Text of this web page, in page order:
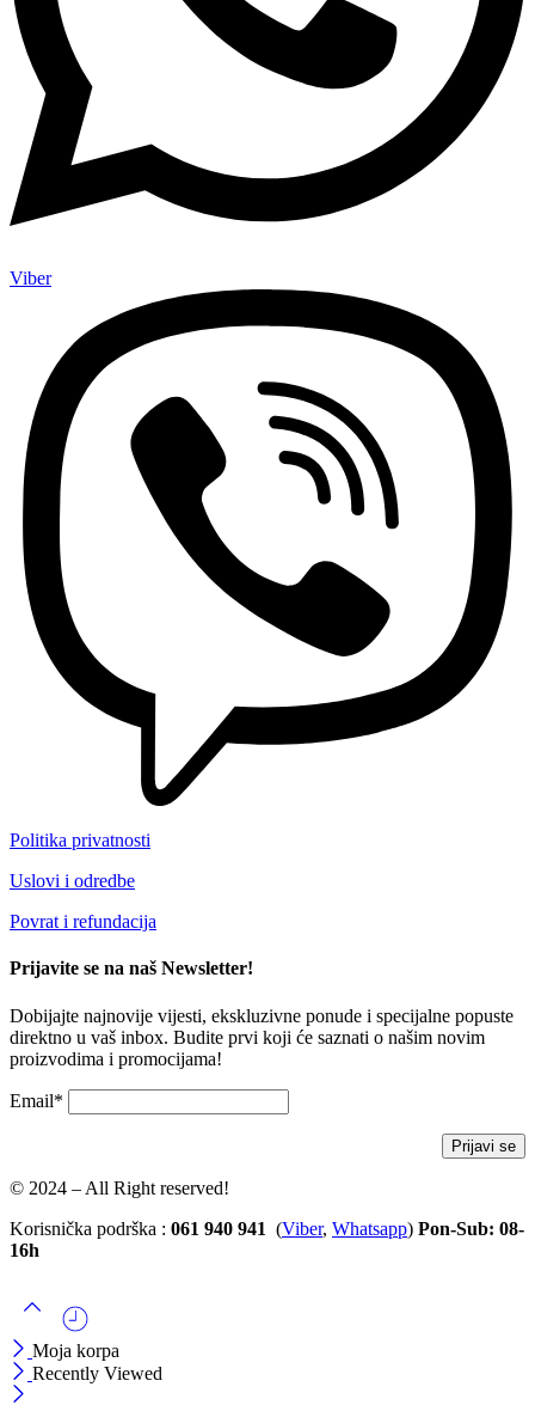
Viber
Politika privatnosti
Uslovi i odredbe
Povrat i refundacija
Prijavite se na naš Newsletter!
Dobijajte najnovije vijesti, ekskluzivne ponude i specijalne popuste
direktno u vaš inbox. Budite prvi koji će saznati o našim novim
proizvodima i promocijama!
Email*
© 2024 – All Right reserved!
Korisnička podrška : 061 940 941 (Viber, Whatsapp) Pon-Sub: 08-
16h
Moja korpa
Recently Viewed